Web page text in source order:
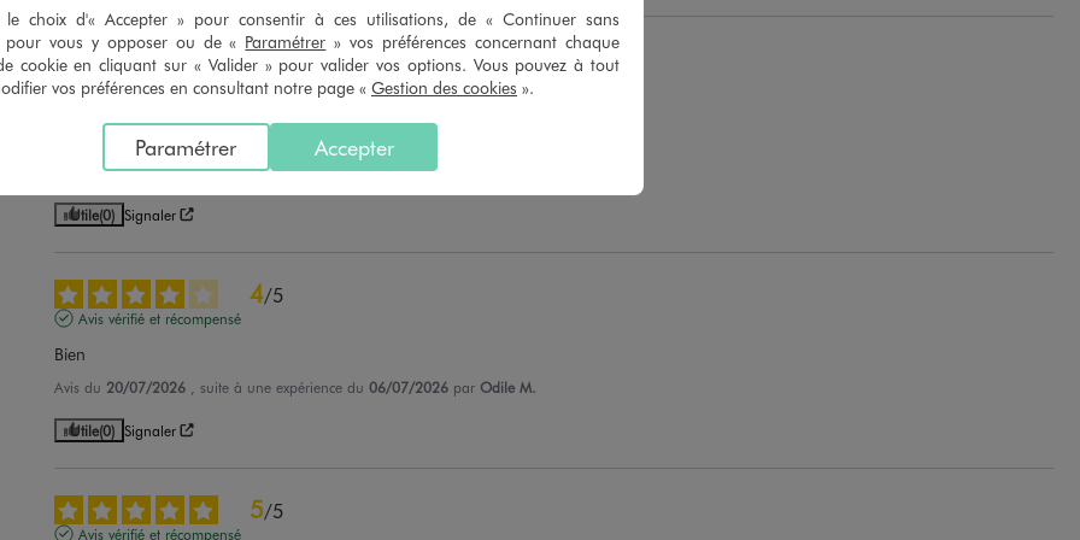
5/5
Avis vérifié et récompensé
la robe etait pour ma petite fille
Avis du21/07/2026 , suite à une expérience du07/07/2026
Utile(0) Signaler
4/5
Avis vérifié et récompensé
Bien
Avis du 20/07/2026 , suite à une expérience du 06/07/2026 par Odile M.
Utile(0) Signaler
5/5
Avis vérifié et récompensé
le choix d'« Accepter » pour consentir à ces utilisations, de « Continuer sans
pour vous y opposer ou de « Paramétrer » vos préférences concernant chaque
cookie en cliquant sur « Valider » pour valider vos options. Vous pouvez à tout
vos préférences en consultant notre page « Gestion des cookies ».
Accepter
Paramétrer